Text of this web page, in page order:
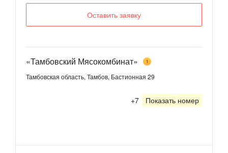
Оставить заявку
«Тамбовский Мясокомбинат» 1
Тамбовская область, Тамбов, Бастионная 29
+7 Показать номер